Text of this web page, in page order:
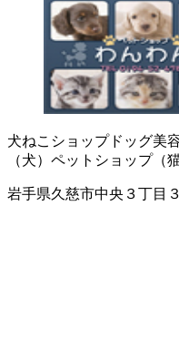
犬ねこショップドッグ美
（犬） ペットショップ（猫
岩手県久慈市中央３丁目